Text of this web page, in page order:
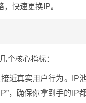
快速更换IP。
个核心指标：
近真实用户行为。IP
，确保你拿到手的IP